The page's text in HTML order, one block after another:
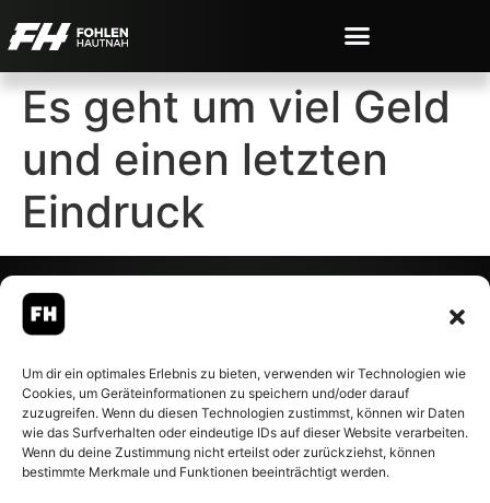
Um dir ein optimales Erlebnis zu bieten, verwenden wir Technologien wie
Cookies, um Geräteinformationen zu speichern und/oder darauf
zuzugreifen. Wenn du diesen Technologien zustimmst, können wir Daten
wie das Surfverhalten oder eindeutige IDs auf dieser Website verarbeiten.
Wenn du deine Zustimmung nicht erteilst oder zurückziehst, können
bestimmte Merkmale und Funktionen beeinträchtigt werden.
Es geht um viel Geld
und einen letzten
Eindruck
– Alle rechte vorbehalten.
Fohlen-Hautnah.de ist ein
offiziell eingetragenes Magazin
bei der Deutschen
Nationalbibliothek (ISSN 1868-